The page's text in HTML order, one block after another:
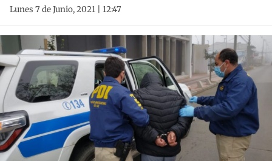
Lunes 7 de Junio, 2021 | 12:47